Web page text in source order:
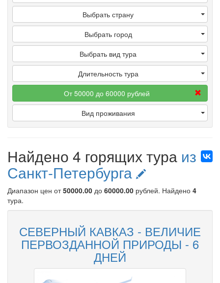
Выбрать страну
Выбрать город
Выбрать вид тура
Длительность тура
От 50000 до 60000 рублей
Вид проживания
Найдено 4 горящих тура из
Санкт-Петербурга
Диапазон цен от50000.00 до 60000.00 рублей. Найдено 4
тура.
СЕВЕРНЫЙ КАВКАЗ - ВЕЛИЧИЕ
ПЕРВОЗДАННОЙ ПРИРОДЫ - 6
ДНЕЙ